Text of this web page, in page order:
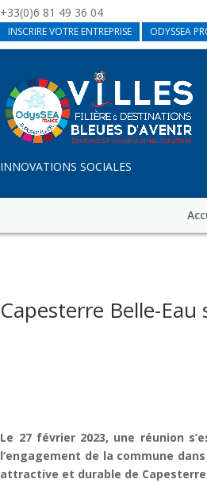
+33(0)6 81 49 36 04
INSCRIRE VOTRE ENTREPRISE ODYSSEA
INNOVATIONS SOCIALES
Capesterre Belle-Eau
Le 27 février 2023, une réunion
l’engagement de la commune
attractive et durable de Capesterre